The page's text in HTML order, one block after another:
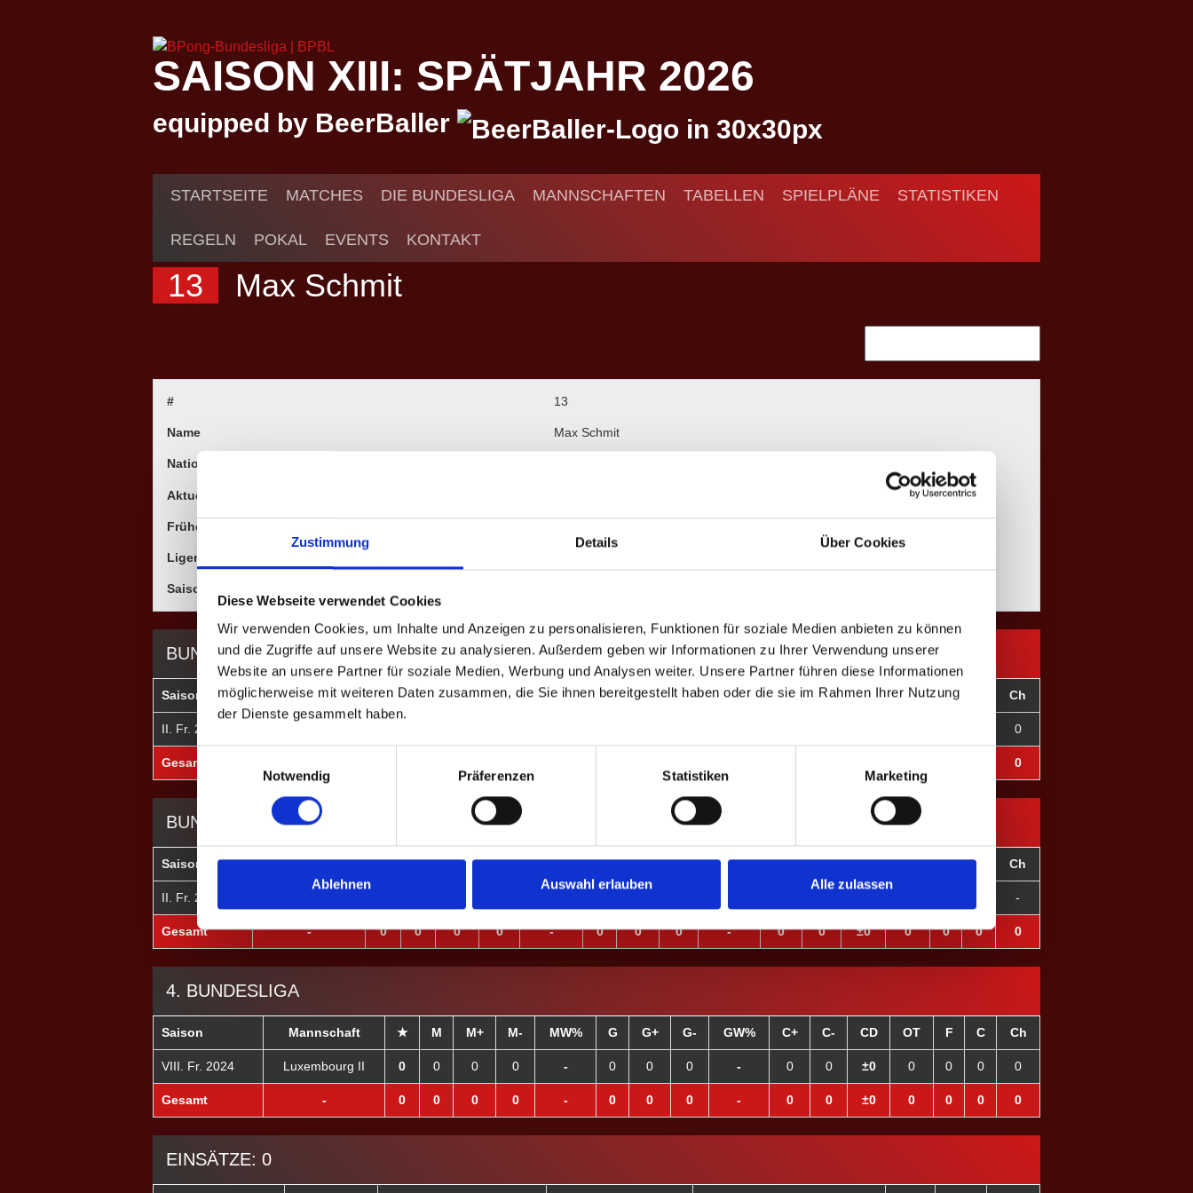
Zustimmung Details Über Cookies
Diese Webseite verwendet Cookies
Wir verwenden Cookies, um Inhalte und Anzeigen zu personalisieren, Funktionen für soziale Medien anbieten zu können
und die Zugriffe auf unsere Website zu analysieren. Außerdem geben wir Informationen zu Ihrer Verwendung unserer
Website an unsere Partner für soziale Medien, Werbung und Analysen weiter. Unsere Partner führen diese Informationen
möglicherweise mit weiteren Daten zusammen, die Sie ihnen bereitgestellt haben oder die sie im Rahmen Ihrer Nutzung
der Dienste gesammelt haben.
Notwendig
Präferenzen Statistiken Marketing
Ablehnen Auswahl erlauben Alle zulassen
SAISON XIII: SPÄTJAHR 2026
equipped by BeerBaller
STARTSEITE MATCHES DIE BUNDESLIGA MANNSCHAFTEN TABELLEN SPIELPLÄNE STATISTIKEN
REGELN POKAL EVENTS KONTAKT
13 Max Schmit
# 13
Name Max Schmit
Nationalität
Aktuelle Mannschaft
Frühere Mannschaften
Ligen
Saisons
BUNDESLIGA
Saison Mannschaft ★ M M+ M- MW% G G+ G- GW% C+ C- CD OT F Ch
II. Fr. 2021 0
Gesamt 0
BUNDESLIGA-QUALIFIKATION
Saison Mannschaft ★ M M+ M- MW% G G+ G- GW% C+ C- CD OT F C Ch
II. Fr. 2021 -
Gesamt - 0 0 0 0 - 0 0 0 - 0 0 ±0 0 0 0 0
4. BUNDESLIGA
Saison Mannschaft ★ M M+ M- MW% G G+ G- GW% C+ C- CD OT F C Ch
VIII. Fr. 2024 Luxembourg II 0 0 0 0 - 0 0 0 - 0 0 ±0 0 0 0 0
Gesamt - 0 0 0 0 - 0 0 0 - 0 0 ±0 0 0 0 0
EINSÄTZE: 0